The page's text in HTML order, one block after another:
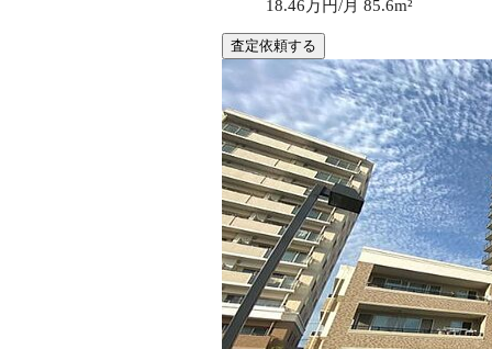
18.46万円/月 85.6m²
査定依頼する